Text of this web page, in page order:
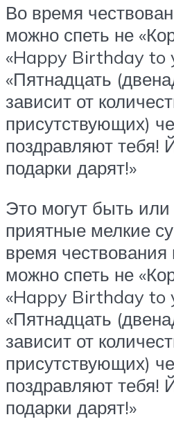
Во время
можно спеть не
«Happy Birthday to
«Пятнадцать
зависит от
присутствующих)
поздравляют тебя!
подарки дарят!»
Это могут быть
приятные мелкие
время
можно спеть не
«Happy Birthday to
«Пятнадцать
зависит от
присутствующих)
поздравляют тебя!
подарки дарят!»